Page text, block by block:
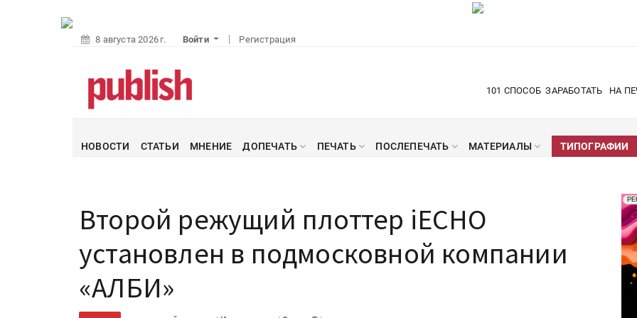
8 августа 2026 г. Войти Регистрация
101 СПОСОБ ЗАРАБОТАТЬ НА
НОВОСТИ СТАТЬИ МНЕНИЕ ДОПЕЧАТЬ ПЕЧАТЬ ПОСЛЕПЕЧАТЬ МАТЕРИАЛЫ ТИПОГРАФИИ
Второй режущий плоттер iECHO
установлен в подмосковной компании
«АЛБИ»